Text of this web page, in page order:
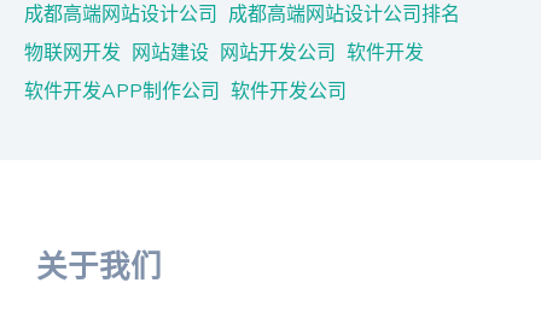
成都高端网站设计公司 成都高端网站设计公司排名
物联网开发 网站建设 网站开发公司 软件开发
软件开发APP制作公司 软件开发公司
关于我们